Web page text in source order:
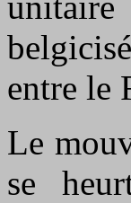
entre le
Le
se